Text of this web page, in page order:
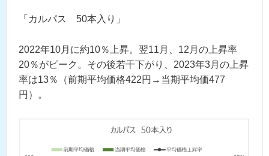
「カルパス 50本入り」
2022年10月に約10％上昇。翌11月、12月の上昇率
20％がピーク。その後若干下がり、2023年3月の上昇
率は13％（前期平均価格422円→当期平均価477
円）。